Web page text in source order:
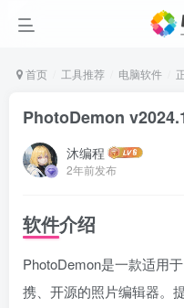
首页 工具推荐 电脑软件
PhotoDemon
沐编程
2年前发布
软件介绍
PhotoDemon是一款适用
携、开源的照片编辑器。